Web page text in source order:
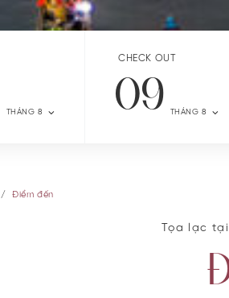
THÁNG 8
CHECK OUT
09 THÁNG 8
Điểm đến
Tọa lạc